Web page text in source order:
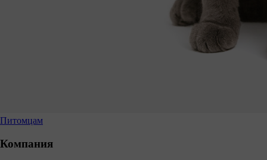
Питомцам
Компания